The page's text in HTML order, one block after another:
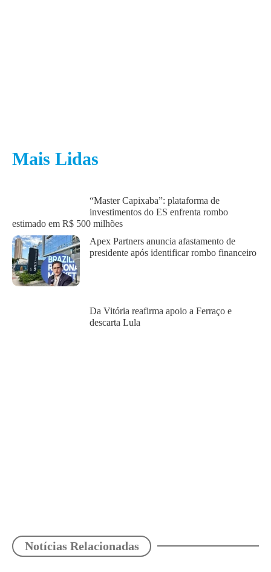
Mais Lidas
“Master Capixaba”: plataforma de
investimentos do ES enfrenta rombo
estimado em R$ 500 milhões
Apex Partners anuncia afastamento de
presidente após identificar rombo financeiro
Da Vitória reafirma apoio a Ferraço e
descarta Lula
Notícias Relacionadas